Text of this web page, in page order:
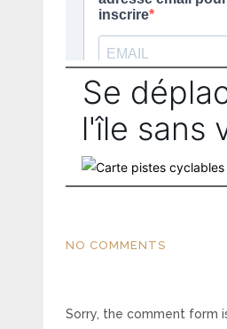
Se
l'île sans
NO COMMENTS
Sorry, the comment form